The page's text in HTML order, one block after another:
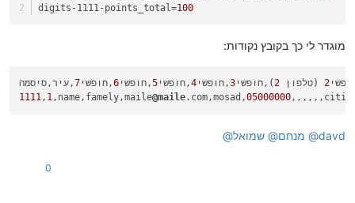
digits-1111-points_total=100
מוגדר לי כך בקובץ נקודות:
2 (טלפון 2),חופשי 3,חופשי 4,חופשי 5,חופשי 6,חופשי 7
1111, 1,name,famely,maile@maile.com,mosad,05000000,,,,,,citi,
@שמואל @מנחם @davd
0